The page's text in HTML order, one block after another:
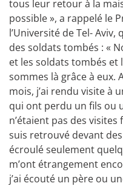
tous leur retour à la
possible », a rappelé le
l’Université de Tel- Aviv,
des soldats tombés : «
et les soldats tombés et
sommes là grâce à eux.
mois, j’ai rendu visite à
qui ont perdu un fils ou
n’étaient pas des visites
suis retrouvé devant
écroulé seulement
m’ont étrangement
j’ai écouté un père ou